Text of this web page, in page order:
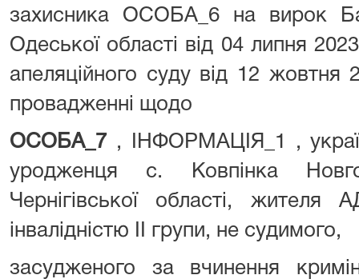
захисника ОСОБА_6 на вирок
Одеської області від 04 липня
апеляційного суду від 12 жовтня
провадженні щодо
ОСОБА_7 , ІНФОРМАЦІЯ_1 ,
уродженця с. Ковпінка
Чернігівської області,
інвалідністю II групи, не судимого,
засудженого за вчинення